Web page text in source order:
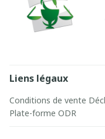
Liens légaux
Conditions de vente
Plate-forme ODR